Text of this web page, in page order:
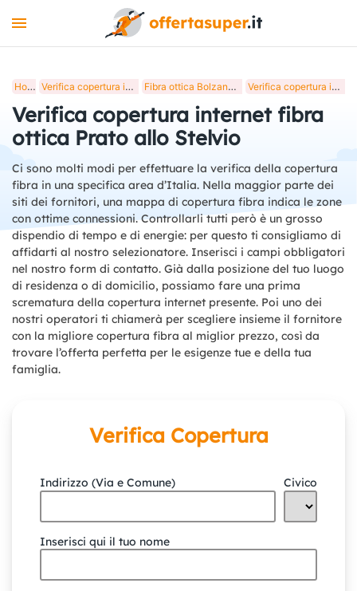
MOBILE
LUCE E GAS
STREAMING
STRUMENTI +
BLOG
Home Verifica copertura internet fibra ottica in Italia Fibra ottica Bolzano, verifica copertura internet Verifica copertura internet fibra ottica Prato allo Stelvio
Verifica copertura internet fibra
ottica Prato allo Stelvio
Ci sono molti modi per effettuare la verifica della copertura
fibra in una specifica area d’Italia. Nella maggior parte dei
siti dei fornitori, una mappa di copertura fibra indica le zone
con ottime connessioni. Controllarli tutti però è un grosso
dispendio di tempo e di energie: per questo ti consigliamo di
affidarti al nostro selezionatore. Inserisci i campi obbligatori
nel nostro form di contatto. Già dalla posizione del tuo luogo
di residenza o di domicilio, possiamo fare una prima
scrematura della copertura internet presente. Poi uno dei
nostri operatori ti chiamerà per scegliere insieme il fornitore
con la migliore copertura fibra al miglior prezzo, così da
trovare l’offerta perfetta per le esigenze tue e della tua
famiglia.
Verifica Copertura
Indirizzo (Via e Comune) Civico
Inserisci qui il tuo nome